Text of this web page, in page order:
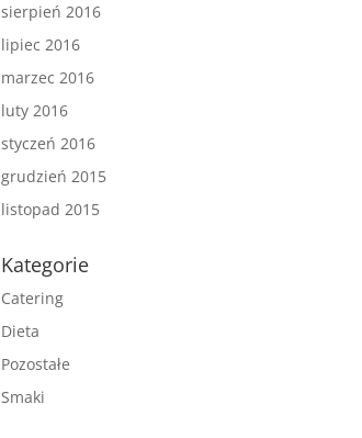
sierpień 2016
lipiec 2016
marzec 2016
luty 2016
styczeń 2016
grudzień 2015
listopad 2015
Kategorie
Catering
Dieta
Pozostałe
Smaki